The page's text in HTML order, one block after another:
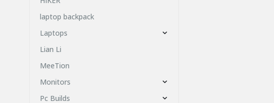
laptop backpack
Laptops
Lian Li
MeeTion
Monitors
Pc Builds